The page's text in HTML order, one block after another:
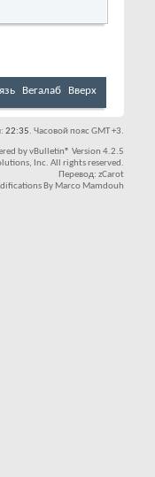
byvBulletin®Version 4.2.5
Inc. All rights reserved.
Перевод:zCarot